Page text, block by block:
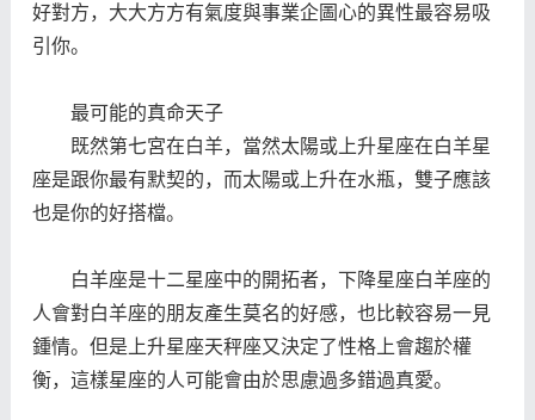
好對方，大大方方有氣度與事業企圖心的異性最容易吸
引你。
最可能的真命天子
既然第七宮在白羊，當然太陽或上升星座在白羊星
座是跟你最有默契的，而太陽或上升在水瓶，雙子應該
也是你的好搭檔。
白羊座是十二星座中的開拓者，下降星座白羊座的
人會對白羊座的朋友產生莫名的好感，也比較容易一見
鍾情。但是上升星座天秤座又決定了性格上會趨於權
衡，這樣星座的人可能會由於思慮過多錯過真愛。